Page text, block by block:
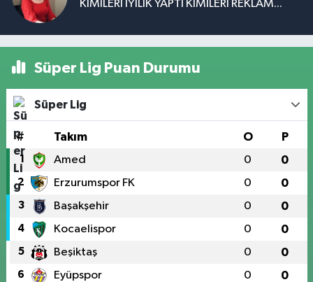
KİMİLERİ İYİLİK YAPTI KİMİLERİ REKLAM...
Süper Lig Puan Durumu
Süper Lig
# Takım O P
1 Amed 0 0
2 Erzurumspor FK 0 0
3 Başakşehir 0 0
4 Kocaelispor 0 0
5 Beşiktaş 0 0
6 Eyüpspor 0 0